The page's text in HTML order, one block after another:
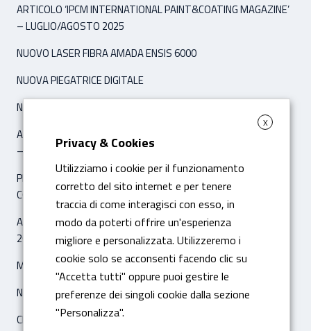
ARTICOLO ‘IPCM INTERNATIONAL PAINT&COATING MAGAZINE’
– LUGLIO/AGOSTO 2025
NUOVO LASER FIBRA AMADA ENSIS 6000
NUOVA PIEGATRICE DIGITALE
NUOVO IMPIANTO VERNICIATURA A POLVERE
ARTICOLO ‘IPCM INTERNATIONAL PAINT&COATING MAGAZINE’
– NOVEMBRE/DICEMBRE 2021
PIEGATRICE DIGITALE IBRIDA AMADA HG 8025 A 8 ASSI
CONTROLLATI
ARTICOLO ‘IL SOLE 24 ORE – ECONOMIA & IMPRESE’
26 FEBBRAIO 2020
MAGAZZINO AUTOMATICO ICAM SILO2
NUOVO LASER FIBRA AMADA ENSIS 3015 AJ
CERTIFICAZIONE ISO 14001
X
Privacy & Cookies
Utilizziamo i cookie per il funzionamento
corretto del sito internet e per tenere
traccia di come interagisci con esso, in
modo da poterti offrire un'esperienza
migliore e personalizzata. Utilizzeremo i
cookie solo se acconsenti facendo clic su
"Accetta tutti" oppure puoi gestire le
preferenze dei singoli cookie dalla sezione
"Personalizza".